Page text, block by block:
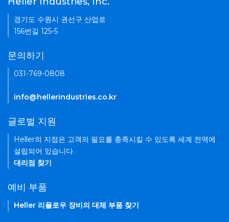
경기도 수원시 권선구 산업로
156번길 125-5
문의하기
031-769-0808
info@hellerindustries.co.kr
글로벌 지원
Heller의 지점은 고객의 필요를 충족시킬 수 있도록 세계 전역에
설립되어 있습니다.
대리점 찾기
예비 부품
Heller 리플로우 장비의 대체 부품 찾기